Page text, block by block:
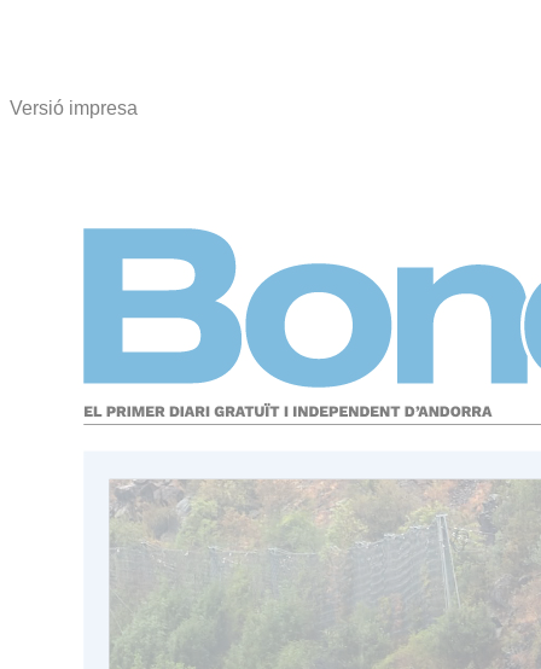
Versió impresa